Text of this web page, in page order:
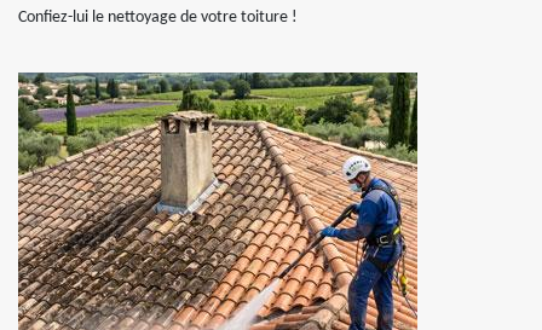
Confiez-lui le nettoyage de votre toiture !